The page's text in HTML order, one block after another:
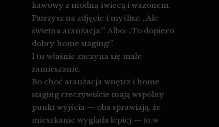
kawowy z modną świecą i wazonem.
Patrzysz na zdjęcie i myślisz: „Ale
świetna aranżacja!”. Albo: „To dopiero
dobry home staging!”.
I tu właśnie zaczyna się małe
zamieszanie.
Bo choć aranżacja wnętrz i home
staging rzeczywiście mają wspólny
punkt wyjścia — oba sprawiają, że
mieszkanie wygląda lepiej — to w